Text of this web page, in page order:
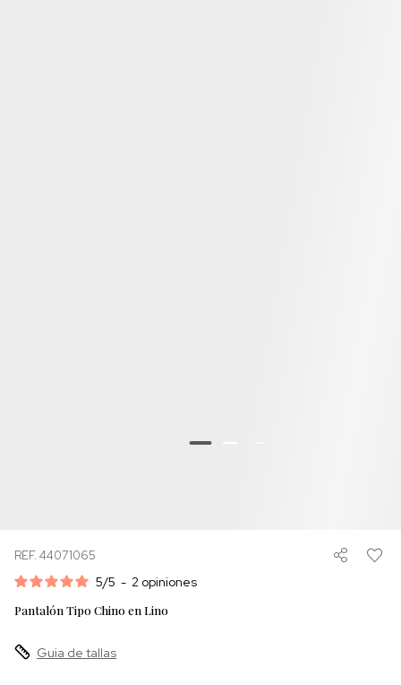
REF. 44071065
5/5 - 2 opiniones
Pantalón Tipo Chino en Lino
Guia de tallas